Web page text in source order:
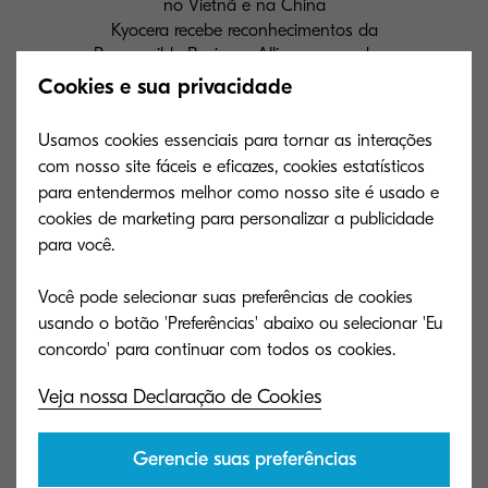
Kyocera recebe reconhecimentos da
Responsible Business Alliance para duas
fábricas no Vietnã e na China
Desde a sua fundação, a Kyocera priorizou o
bem-estar físico e emocional de todos os seus
colaboradores, o que é expresso no seu lema
corporativo de
humano”.
Ao implementar a sua filosofia de gestão para
sociedade humana, a Kyocera cumpriu as leis e
questões acordadas pela nossa empresa e as
Cookies e sua privacidade
Usamos cookies essenciais para tornar as interações
com nosso site fáceis e eficazes, cookies estatísticos
para entendermos melhor como nosso site é usado e
cookies de marketing para personalizar a publicidade
para você.
Você pode selecionar suas preferências de cookies
usando o botão 'Preferências' abaixo ou selecionar 'Eu
Veja nossa Declaração de Cookies
Gerencie suas preferências